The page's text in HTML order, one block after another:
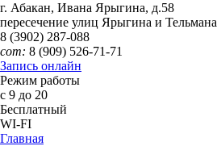
г. Абакан, Ивана Ярыгина, д.58
пересечение улиц Ярыгина и Тельмана
8 (3902) 287-088
сот: 8 (909) 526-71-71
Запись онлайн
Режим работы
с 9 до 20
Бесплатный
WI-FI
Главная